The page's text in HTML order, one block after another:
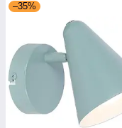
–35%